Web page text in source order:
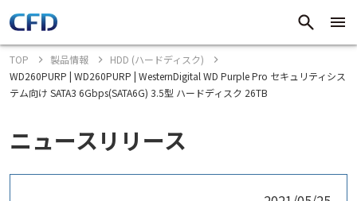
TOP 製品情報
HDD (ハードディスク)
WD260PURP | WD260PURP | WesternDigital WD Purple Pro セキュリティシス
テム向け SATA3 6Gbps(SATA6G) 3.5型 ハードディスク 26TB
ニュースリリース